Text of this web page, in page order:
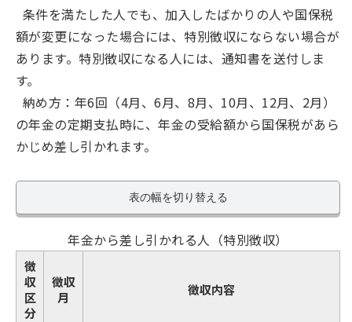
条件を満たした人でも、加入したばかりの人や国保税
額が変更になった場合には、特別徴収にならない場合が
あります。特別徴収になる人には、通知書を送付しま
す。
納め方：年6回（4月、6月、8月、10月、12月、2月）
の年金の定期支払時に、年金の受給額から国保税があら
かじめ差し引かれます。
表の幅を切り替える
年金から差し引かれる人（特別徴収）
徴
収
区
分
徴収
月
徴収内容